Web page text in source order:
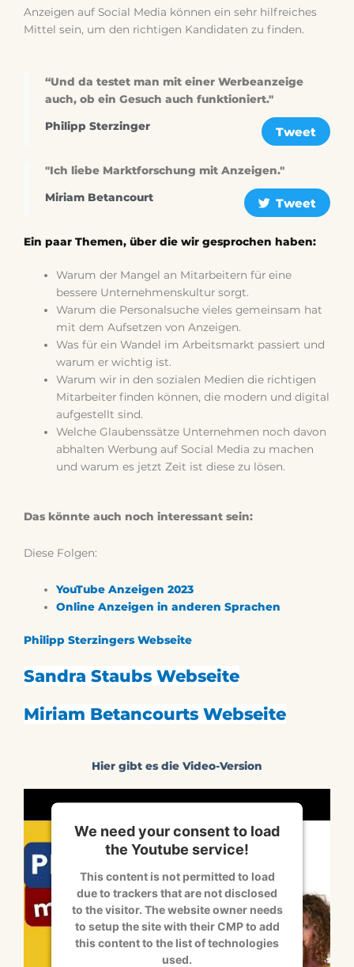
Anzeigen auf Social Media können ein sehr hilfreiches
Mittel sein, um den richtigen Kandidaten zu finden.
“Und da testet man mit einer Werbeanzeige
auch, ob ein Gesuch auch funktioniert."
Philipp Sterzinger Tweet
"Ich liebe Marktforschung mit Anzeigen."
Miriam Betancourt Tweet
Ein paar Themen, über die wir gesprochen haben:
Warum der Mangel an Mitarbeitern für eine
bessere Unternehmenskultur sorgt.
Warum die Personalsuche vieles gemeinsam hat
mit dem Aufsetzen von Anzeigen.
Was für ein Wandel im Arbeitsmarkt passiert und
warum er wichtig ist.
Warum wir in den sozialen Medien die richtigen
Mitarbeiter finden können, die modern und digital
aufgestellt sind.
Welche Glaubenssätze Unternehmen noch davon
abhalten Werbung auf Social Media zu machen
und warum es jetzt Zeit ist diese zu lösen.
Das könnte auch noch interessant sein:
Diese Folgen:
YouTube Anzeigen 2023
Online Anzeigen in anderen Sprachen
Philipp Sterzingers Webseite
Sandra Staubs Webseite
Miriam Betancourts Webseite
Hier gibt es die Video-Version
We need your consent to load
the Youtube service!
This content is not permitted to load
due to trackers that are not disclosed
to the visitor. The website owner needs
to setup the site with their CMP to add
this content to the list of technologies
used.